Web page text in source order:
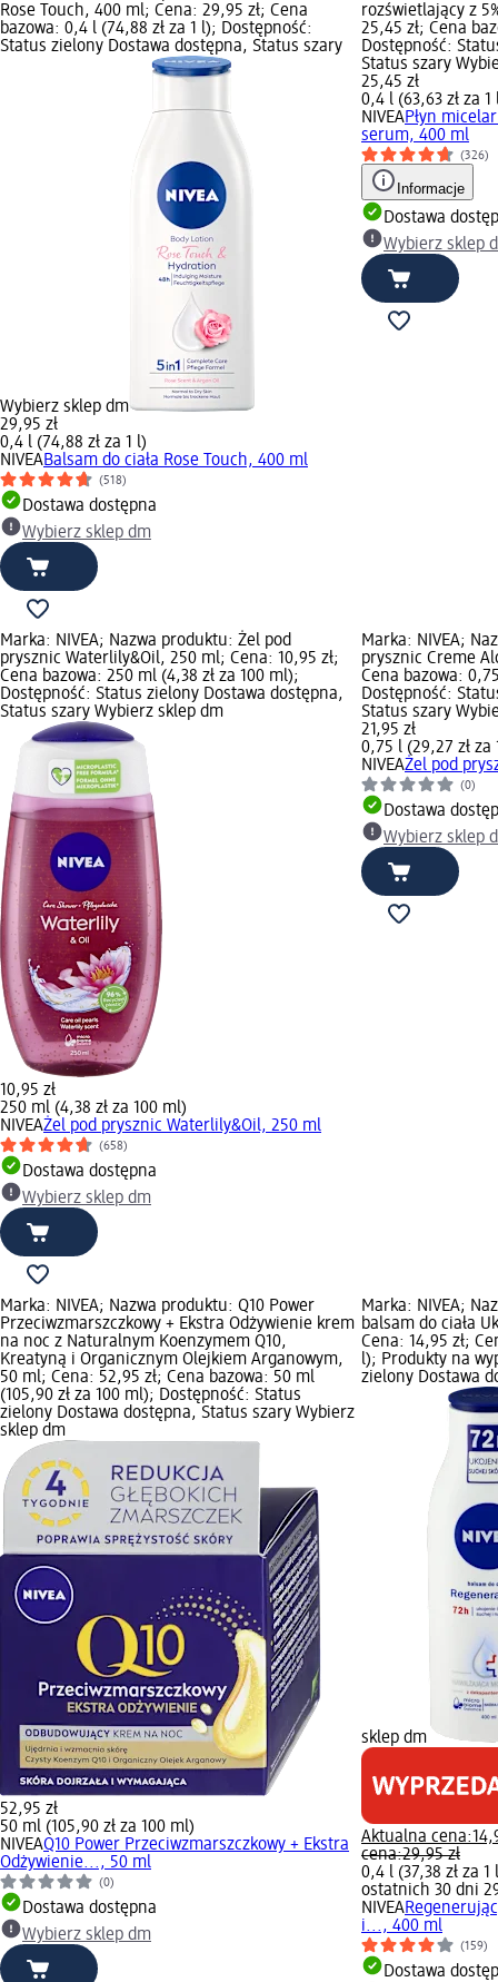
Rose Touch, 400 ml; Cena: 29,95 zł; Cena
bazowa: 0,4 l (74,88 zł za 1 l); Dostępność:
Status zielony Dostawa dostępna, Status szary
Wybierz sklep dm
29,95 zł
0,4 l (74,88 zł za 1 l)
NIVEABalsam do ciała Rose Touch, 400 ml
(518)
Dostawa dostępna
Wybierz sklep dm
rozświetlający z
25,45 zł; Cena
Dostępność:
Status szary
25,45 zł
0,4 l (63,63 zł za 1
NIVEAPłyn
serum, 400 ml
(326)
Informacje
Dostawa
Wybierz sklep
Marka: NIVEA; Nazwa produktu: Żel pod
prysznic Waterlily&Oil, 250 ml; Cena: 10,95 zł;
Cena bazowa: 250 ml (4,38 zł za 100 ml);
Dostępność: Status zielony Dostawa dostępna,
Status szary Wybierz sklep dm
10,95 zł
250 ml (4,38 zł za 100 ml)
NIVEAŻel pod prysznic Waterlily&Oil, 250 ml
(658)
Dostawa dostępna
Wybierz sklep dm
Marka: NIVEA;
prysznic Creme
Cena bazowa:
Dostępność:
Status szary
21,95 zł
0,75 l (29,27 zł za
NIVEAŻel pod
(0)
Dostawa
Wybierz sklep
Marka: NIVEA; Nazwa produktu: Q10 Power
Przeciwzmarszczkowy + Ekstra Odżywienie krem
na noc z Naturalnym Koenzymem Q10,
Kreatyną i Organicznym Olejkiem Arganowym,
50 ml; Cena: 52,95 zł; Cena bazowa: 50 ml
(105,90 zł za 100 ml); Dostępność: Status
zielony Dostawa dostępna, Status szary Wybierz
sklep dm
52,95 zł
50 ml (105,90 zł za 100 ml)
NIVEAQ10 Power Przeciwzmarszczkowy + Ekstra
Odżywienie..., 50 ml
(0)
Dostawa dostępna
Wybierz sklep dm
Marka: NIVEA;
balsam do ciała
Cena: 14,95 zł;
l); Produkty na
zielony Dostawa
sklep dm
Aktualna cena:
cena:29,95 zł
0,4 l (37,38 zł za 1
ostatnich 30 dni
NIVEA
i..., 400 ml
(159)
Dostawa